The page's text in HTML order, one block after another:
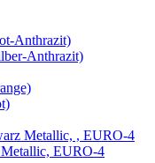
Anthrazit)
Anthrazit)
Metallic, , EURO-4
EURO-4